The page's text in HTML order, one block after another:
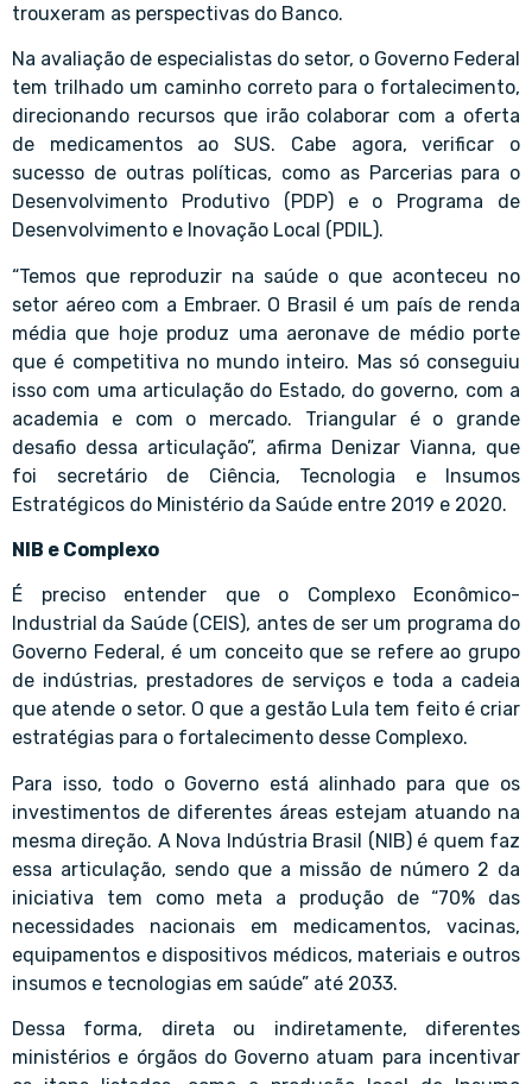
trouxeram as perspectivas do Banco.
Na avaliação de especialistas do setor, o Governo Federal
tem trilhado um caminho correto para o fortalecimento,
direcionando recursos que irão colaborar com a oferta
de medicamentos ao SUS. Cabe agora, verificar o
sucesso de outras políticas, como as Parcerias para o
Desenvolvimento Produtivo (PDP) e o Programa de
Desenvolvimento e Inovação Local (PDIL).
“Temos que reproduzir na saúde o que aconteceu no
setor aéreo com a Embraer. O Brasil é um país de renda
média que hoje produz uma aeronave de médio porte
que é competitiva no mundo inteiro. Mas só conseguiu
isso com uma articulação do Estado, do governo, com a
academia e com o mercado. Triangular é o grande
desafio dessa articulação”, afirma Denizar Vianna, que
foi secretário de Ciência, Tecnologia e Insumos
Estratégicos do Ministério da Saúde entre 2019 e 2020.
NIB e Complexo
É preciso entender que o Complexo Econômico-
Industrial da Saúde (CEIS), antes de ser um programa do
Governo Federal, é um conceito que se refere ao grupo
de indústrias, prestadores de serviços e toda a cadeia
que atende o setor. O que a gestão Lula tem feito é criar
estratégias para o fortalecimento desse Complexo.
Para isso, todo o Governo está alinhado para que os
investimentos de diferentes áreas estejam atuando na
mesma direção. A Nova Indústria Brasil (NIB) é quem faz
essa articulação, sendo que a missão de número 2 da
iniciativa tem como meta a produção de “70% das
necessidades nacionais em medicamentos, vacinas,
equipamentos e dispositivos médicos, materiais e outros
insumos e tecnologias em saúde” até 2033.
Dessa forma, direta ou indiretamente, diferentes
ministérios e órgãos do Governo atuam para incentivar